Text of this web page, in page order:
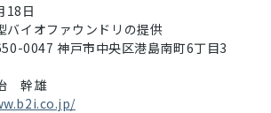
18日
バイオファウンドリの提供
0047 神戸市中央区港島南町6丁目3
幹雄